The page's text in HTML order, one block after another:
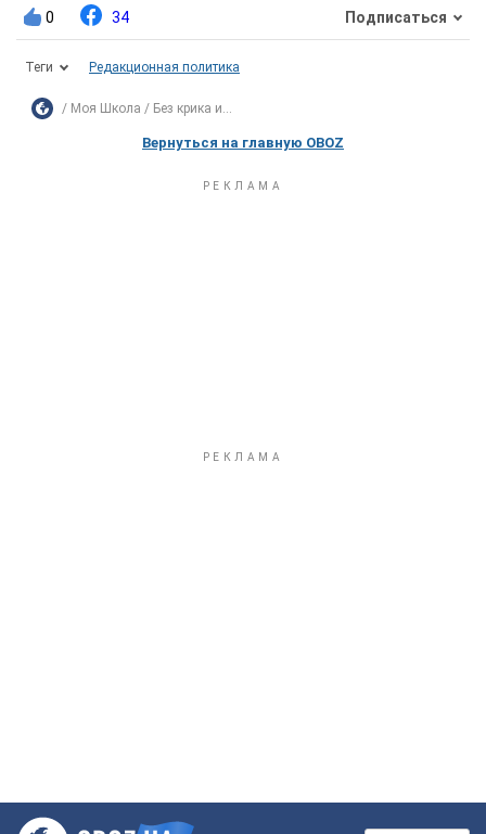
0 34 Подписаться
Теги Редакционная политика
Моя Школа Без крика и...
Вернуться на главную OBOZ